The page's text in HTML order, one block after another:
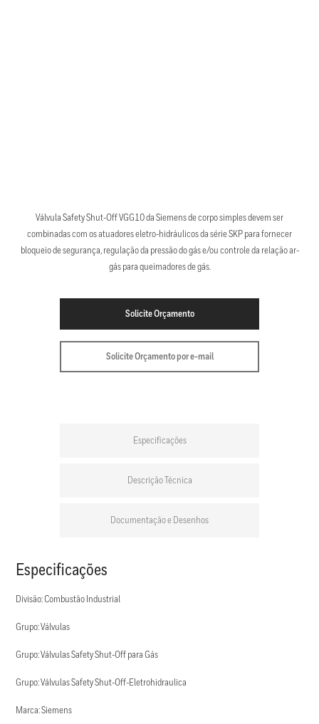
Válvula Safety Shut-Off VGG10 da Siemens de corpo simples devem ser
combinadas com os atuadores eletro-hidráulicos da série SKP para fornecer
bloqueio de segurança, regulação da pressão do gás e/ou controle da relação ar-
gás para queimadores de gás.
Solicite Orçamento
Solicite Orçamento por e-mail
Especificações
Descrição Técnica
Documentação e Desenhos
Especificações
Divisão: Combustão Industrial
Grupo: Válvulas
Grupo: Válvulas Safety Shut-Off para Gás
Grupo: Válvulas Safety Shut-Off-Eletrohidraulica
Marca: Siemens